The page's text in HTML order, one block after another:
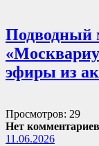
Подводный
эфиры из
Просмотров: 29
Нет комментариев
11.06.2026